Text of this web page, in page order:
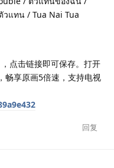
แทน / Tua Nai Tua
点击链接即可保存。打开
畅享原画5倍速，支持电视
回复